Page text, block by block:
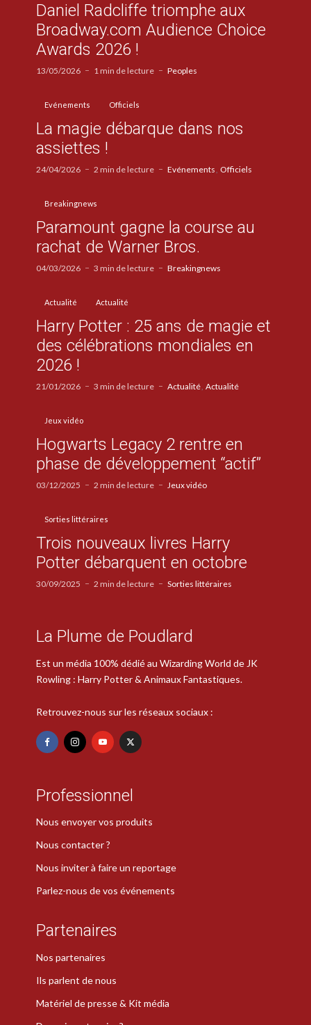
Daniel Radcliffe triomphe aux
Broadway.com Audience Choice
Awards 2026 !
13/05/2026 1 min de lecture Peoples
Evénements Officiels
La magie débarque dans nos
assiettes !
24/04/2026 2 min de lecture Evénements Officiels
Breakingnews
Paramount gagne la course au
rachat de Warner Bros.
04/03/2026 3 min de lecture Breakingnews
Actualité Actualité
Harry Potter : 25 ans de magie et
des célébrations mondiales en
2026 !
21/01/2026 3 min de lecture Actualité Actualité
Jeux vidéo
Hogwarts Legacy 2 rentre en
phase de développement “actif”
03/12/2025 2 min de lecture Jeux vidéo
Sorties littéraires
Trois nouveaux livres Harry
Potter débarquent en octobre
30/09/2025 2 min de lecture Sorties littéraires
La Plume de Poudlard
Est un média 100% dédié au Wizarding World de JK
Rowling : Harry Potter & Animaux Fantastiques.
Retrouvez-nous sur les réseaux sociaux :
Professionnel
Nous envoyer vos produits
Nous contacter ?
Nous inviter à faire un reportage
Parlez-nous de vos événements
Partenaires
Nos partenaires
Ils parlent de nous
Matériel de presse & Kit média